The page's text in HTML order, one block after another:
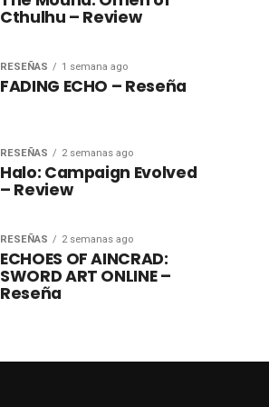
Cthulhu – Review
RESEÑAS 1 semana ago
FADING ECHO – Reseña
RESEÑAS 2 semanas ago
Halo: Campaign Evolved
– Review
RESEÑAS 2 semanas ago
ECHOES OF AINCRAD:
SWORD ART ONLINE –
Reseña